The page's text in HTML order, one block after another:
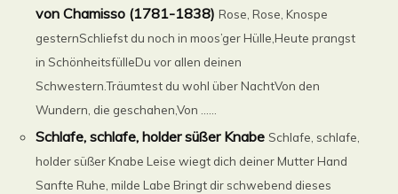
von Chamisso (1781-1838) Rose, Rose, Knospe
gesternSchliefst du noch in moos’ger Hülle,Heute prangst
in SchönheitsfülleDu vor allen deinen
Schwestern.Träumtest du wohl über NachtVon den
Wundern, die geschahen,Von ......
Schlafe, schlafe, holder süßer Knabe Schlafe, schlafe,
holder süßer Knabe Leise wiegt dich deiner Mutter Hand
Sanfte Ruhe, milde Labe Bringt dir schwebend dieses